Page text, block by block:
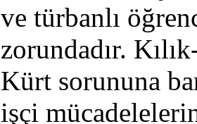
ve türbanlı
zorundadır.
Kürt sorununa
işçi